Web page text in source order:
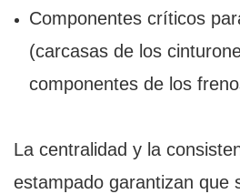
Componentes críticos
(carcasas de los
componentes de los
La centralidad y la
estampado garantizan que